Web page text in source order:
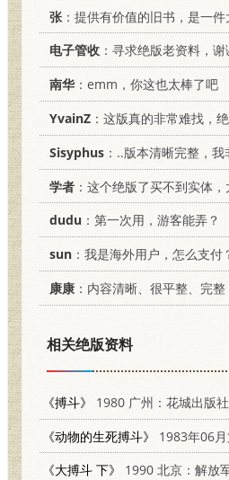
张 ：提供有价值的旧书，是一件
电子管收 ：寻求绝版老资料，谢
南华：emm，你这也太棒了吧
YvainZ ：这版真的非常难找，
Sisyphus ：..版本清晰完整，我非常满意。又及
学者 ：这个绝版了买不到实体
dudu ：第一次用，游客能弄？
sun ：我是海外用户，怎么支付？建
康康 ：内容清晰、很平整、完
相关绝版资料
《搏斗》
1980 广州：花城出版
《动物的生死搏斗》
1983年06月第1
《大搏斗 下》
1990 北京：解放军文艺